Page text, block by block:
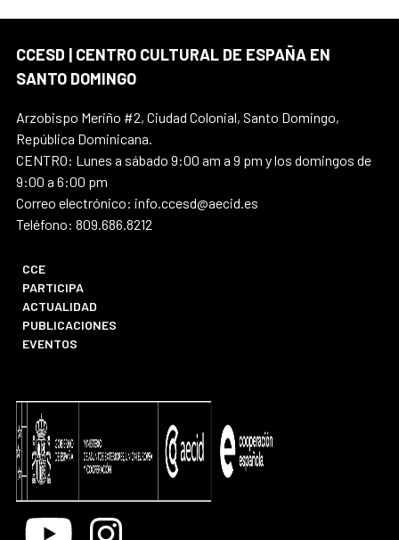
CCESD | CENTRO CULTURAL DE ESPAÑA EN
SANTO DOMINGO
Arzobispo Meriño #2, Ciudad Colonial, Santo Domingo,
República Dominicana.
CENTRO: Lunes a sábado 9:00 am a 9 pm y los domingos de
9:00 a 6:00 pm
Correo electrónico: info.ccesd@aecid.es
Teléfono: 809.686.8212
CCE
PARTICIPA
ACTUALIDAD
PUBLICACIONES
EVENTOS
Youtube Instagram